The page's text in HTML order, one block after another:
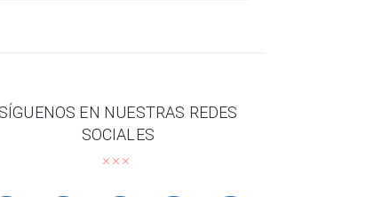
SÍGUENOS EN NUESTRAS REDES
SOCIALES